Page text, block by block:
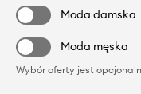
Moda damska
Moda męska
Wybór oferty jest